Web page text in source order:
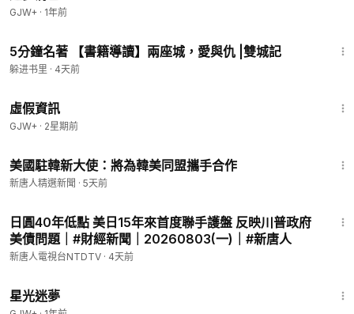
GJW+ · 1年前
5分鐘名著 【書籍導讀】兩座城，愛與仇 |雙城記
躲进书里 · 4天前
虛假資訊
GJW+ · 2星期前
美國駐韓新大使：將為韓美同盟攜手合作
新唐人精選新聞 · 5天前
日圓40年低點 美日15年來首度聯手護盤 反映川普政府
美債問題｜#財經新聞｜20260803(一)｜#新唐人
新唐人電視台NTDTV · 4天前
星光迷夢